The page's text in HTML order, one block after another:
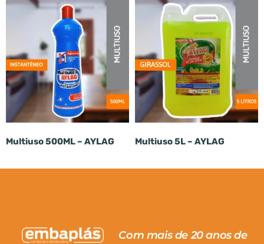
Multiuso 500ML – AYLAG Multiuso 5L – AYLAG
Com mais de 20 anos de